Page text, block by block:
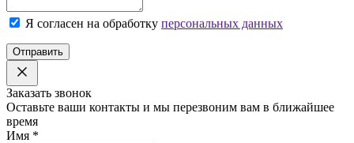
Я согласен на обработку персональных данных
Отправить
Заказать звонок
Оставьте ваши контакты и мы перезвоним вам в ближайшее
время
Имя *